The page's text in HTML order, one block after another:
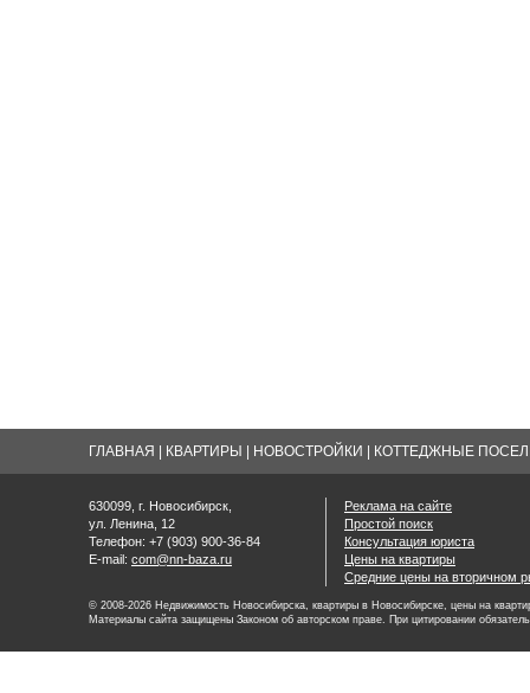
ГЛАВНАЯ КВАРТИРЫ НОВОСТРОЙКИ КОТТЕДЖНЫЕ
630099, г. Новосибирск,
ул. Ленина, 12
Телефон: +7 (903) 900-36-84
E-mail: com@nn-baza.ru
Реклама на сайте
Простой поиск
Консультация юриста
Цены на квартиры
Средние цены на вторичном
© 2008-2026 Недвижимость Новосибирска, квартиры в Новосибирске, цены на
Материалы сайта защищены Законом об авторском праве. При цитировании